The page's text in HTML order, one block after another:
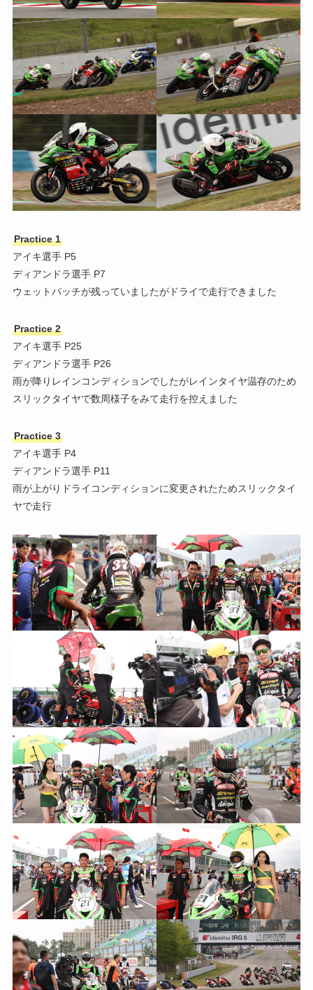
Practice 1
アイキ選手 P5
ディアンドラ選手 P7
ウェットパッチが残っていましたがドライで走行できました
Practice 2
アイキ選手 P25
ディアンドラ選手 P26
雨が降りレインコンディションでしたがレインタイヤ温存のため
スリックタイヤで数周様子をみて走行を控えました
Practice 3
アイキ選手 P4
ディアンドラ選手 P11
雨が上がりドライコンディションに変更されたためスリックタイ
ヤで走行